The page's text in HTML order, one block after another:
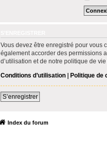
Vous devez être enregistré pour vous
également accorder des permissions
d’utilisation et de notre politique de
Conditions d’utilisation| Politique de
S’enregistrer
Index du forum